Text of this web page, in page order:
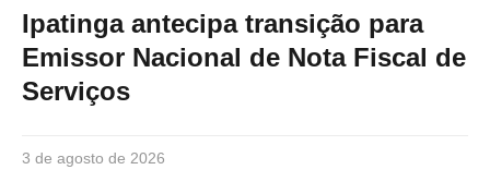
Ipatinga antecipa transição para
Emissor Nacional de Nota Fiscal de
Serviços
3 de agosto de 2026